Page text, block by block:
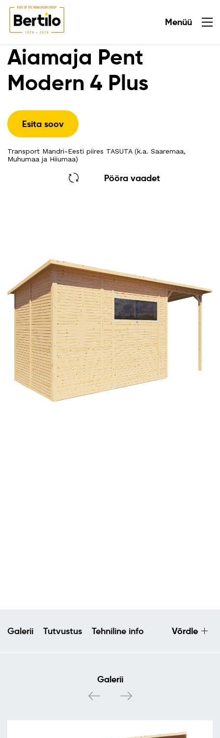
Menüü
Aiamaja Pent
Modern 4 Plus
Esita soov
Transport Mandri-Eesti piires TASUTA (k.a. Saaremaa,
Muhumaa ja Hiiumaa)
Pööra vaadet
Galerii Tutvustus Tehniline info Võrdle
Galerii